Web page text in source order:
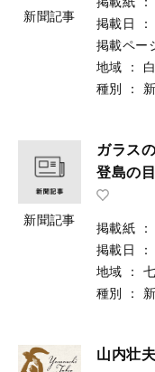
新聞記事
掲載日
：
掲載ペー
地域
：
種別
：
新聞記事
ガラスの
登島の
掲載紙 ：
掲載日
：
地域
：
種別
：
山内壮